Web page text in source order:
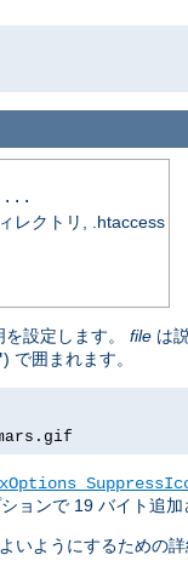
レクトリ, .htaccess
設定します。 file は
) で囲まれます。
ョンで 19 バイト追
いようにするための詳